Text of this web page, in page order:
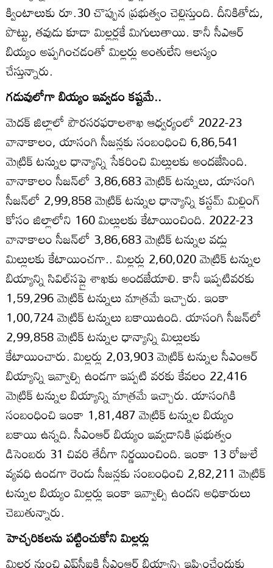
క్వింటాలుకు రూ.30 చొప్పున ప్రభుత్వం చెల్లిస్తుంది. దీనికితోడు,
పొట్టు, తవుడు కూడా మిల్లర్లకే మిగులుతాయి. కానీ సీఎఆర్‌
బియ్యం అప్పగించడంతో మిల్లర్లు అంతులేని ఆలస్యం
చేస్తున్నారు.
గడువులోగా బియ్యం ఇవ్వడం కష్టమే..
మెదక్‌ జిల్లాలో పౌరసరఫరాలశాఖ ఆధ్వర్యంలో 2022-23
వానాకాలం, యాసంగి సీజన్లకు సంబంధించి 6,86,541
మెట్రిక్‌ టన్నుల ధాన్యాన్ని సేకరించి మిల్లులకు అందజేసింది.
వానాకాలం సీజన్‌లో 3,86,683 మెట్రిక్‌ టన్నులు, యాసంగి
సీజన్‌లో 2,99,858 మెట్రిక్‌ టన్నుల ధాన్యాన్ని కస్టమ్‌ మిల్లింగ్‌
కోసం జిల్లాలోని 160 మిల్లులకు కేటాయించింది. 2022-23
వానాకాలం సీజన్‌లో 3,86,683 మెట్రిక్‌ టన్నుల వడ్లు
మిల్లులకు కేటాయించగా.. మిల్లర్లు 2,60,020 మెట్రిక్‌ టన్నుల
బియ్యాన్ని సివిల్‌సప్లై శాఖకు అందజేయాలి. కానీ ఇప్పటివరకు
1,59,296 మెట్రిక్‌ టన్నులు మాత్రమే ఇచ్చారు. ఇంకా
1,00,724 మెట్రిక్‌ టన్నులు బకాయిఉంది. యాసంగి సీజన్‌లో
2,99,858 మెట్రిక్‌ టన్నుల ధాన్యాన్ని మిల్లులకు
కేటాయించారు. మిల్లర్లు 2,03,903 మెట్రిక్‌ టన్నుల సీఎంఆర్‌
బియ్యాన్ని ఇవ్వాల్సి ఉండగా ఇప్పటి వరకు కేవలం 22,416
మెట్రిక్‌ టన్నుల బియ్యాన్ని మాత్రమే ఇచ్చారు. యాసంగికి
సంబంధించి ఇంకా 1,81,487 మెట్రిక్‌ టన్నుల బియ్యం
బకాయి ఉన్నది. సీఎంఆర్‌ బియ్యం ఇవ్వడానికి ప్రభుత్వం
డిసెంబరు 31 చివరి తేదీగా నిర్ణయించింది. ఇంకా 13 రోజులే
వ్యవధి ఉండగా రెండు సీజన్లకు సంబంధించి 2,82,211 మెట్రిక్‌
టన్నుల బియ్యం మిల్లర్లు ఇంకా ఇవ్వాల్సి ఉందని అధికారులు
చెబుతున్నారు.
హెచ్చరికలను పట్టించుకోని మిల్లర్లు
మిల్లర్ల నుంచి ఎఫ్‌సీఐకి సీఎంఆర్‌ బియ్యాన్ని ఇప్పించేందుకు